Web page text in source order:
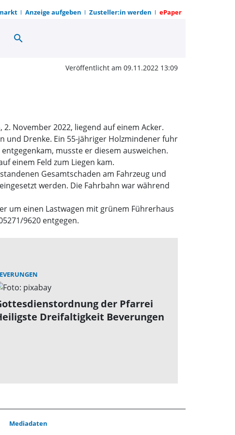
Anzeige aufgeben Zusteller:in werden ePaper
gelandet | OWZ
search
Veröffentlicht am 09.11.2022 13:09
November 2022, liegend auf einem Acker.
und Drenke. Ein 55-jähriger Holzmindener fuhr
musste er diesem ausweichen.
einem Feld zum Liegen kam.
Gesamtschaden am Fahrzeug und
werden. Die Fahrbahn war während
um einen Lastwagen mit grünem Führerhaus
9620 entgegen.
der Pfarrei
Dreifaltigkeit Beverungen
Mediadaten